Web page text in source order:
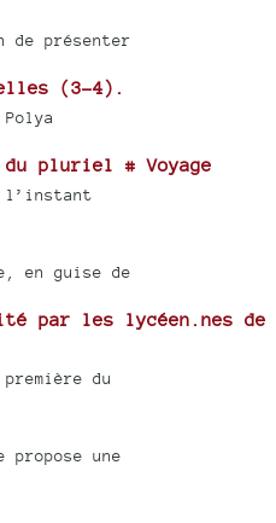
présenter
(3-4).
du pluriel # Voyage
l’instant
en guise de
par les lycéen.nes de
du
propose une